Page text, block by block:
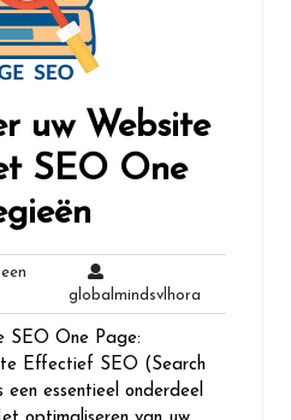
uw Website
SEO One
globalmindsvlhora
SEO One Page:
Effectief SEO (Search
essentieel onderdeel